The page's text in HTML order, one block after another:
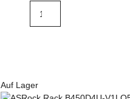
Auf Lager